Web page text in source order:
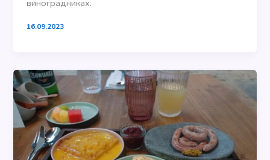
виноградниках.
16.09.2023